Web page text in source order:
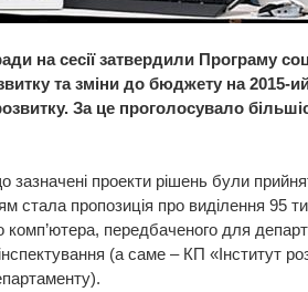
на сесії затвердили Програму
та зміни до бюджету на 2015-
За це проголосувало
проекти рішень були
стала пропозиція про виділення 95
комп’ютера, передбаченого для
(а саме – КП «Інститут